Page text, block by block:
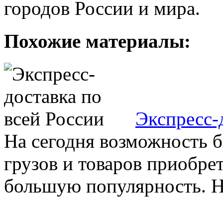
городов России и мира.
Похожие материалы:
На сегодня возможность
грузов и товаров
большую популярность.